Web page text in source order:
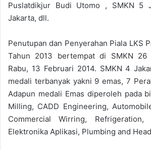
Puslatdikjur Budi Utomo , SMKN 5
Jakarta, dll.
Penutupan dan Penyerahan Piala LKS
Tahun 2013 bertempat di SMKN 26
Rabu, 13 Februari 2014. SMKN 4
medali terbanyak yakni 9 emas, 7
Adapun medali Emas diperoleh pada
Milling, CADD Engineering,
Commercial Wirring, Refrigeration,
Elektronika Aplikasi, Plumbing and